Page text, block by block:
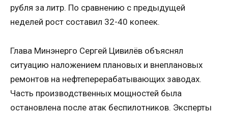
рубля за литр. По сравнению с предыдущей
неделей рост составил 32-40 копеек.
Глава Минэнерго Сергей Цивилёв объяснял
ситуацию наложением плановых и внеплановых
ремонтов на нефтеперерабатывающих заводах.
Часть производственных мощностей была
остановлена после атак беспилотников. Эксперты